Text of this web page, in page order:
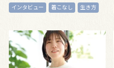
インタビュー 着こなし 生き方